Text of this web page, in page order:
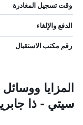
وقت تسجيل المغادرة
الدفع والإلغاء
رقم مكتب الاستقبال
المزايا
سيتي - ذا